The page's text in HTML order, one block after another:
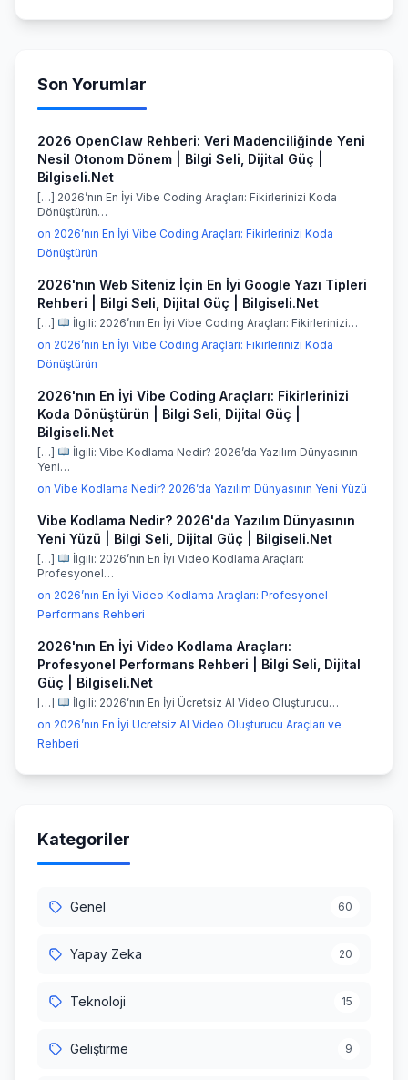
Son Yorumlar
2026 OpenClaw Rehberi: Veri Madenciliğinde Yeni
Nesil Otonom Dönem | Bilgi Seli, Dijital Güç |
Bilgiseli.Net
[…] 2026’nın En İyi Vibe Coding Araçları: Fikirlerinizi Koda
Dönüştürün…
on 2026’nın En İyi Vibe Coding Araçları: Fikirlerinizi Koda
Dönüştürün
2026'nın Web Siteniz İçin En İyi Google Yazı Tipleri
Rehberi | Bilgi Seli, Dijital Güç | Bilgiseli.Net
[…]
İlgili: 2026’nın En İyi Vibe Coding Araçları: Fikirlerinizi…
on 2026’nın En İyi Vibe Coding Araçları: Fikirlerinizi Koda
Dönüştürün
2026'nın En İyi Vibe Coding Araçları: Fikirlerinizi
Koda Dönüştürün | Bilgi Seli, Dijital Güç |
Bilgiseli.Net
[…]
İlgili: Vibe Kodlama Nedir? 2026’da Yazılım Dünyasının
Yeni…
on Vibe Kodlama Nedir? 2026’da Yazılım Dünyasının Yeni Yüzü
Vibe Kodlama Nedir? 2026'da Yazılım Dünyasının
Yeni Yüzü | Bilgi Seli, Dijital Güç | Bilgiseli.Net
[…]
İlgili: 2026’nın En İyi Video Kodlama Araçları:
Profesyonel…
on 2026’nın En İyi Video Kodlama Araçları: Profesyonel
Performans Rehberi
2026'nın En İyi Video Kodlama Araçları:
Profesyonel Performans Rehberi | Bilgi Seli, Dijital
Güç | Bilgiseli.Net
[…]
İlgili: 2026’nın En İyi Ücretsiz AI Video Oluşturucu…
on 2026’nın En İyi Ücretsiz AI Video Oluşturucu Araçları ve
Rehberi
Kategoriler
Genel 60
Yapay Zeka 20
Teknoloji 15
Geliştirme 9